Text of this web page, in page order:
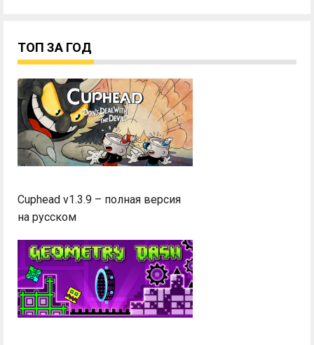
ТОП ЗА ГОД
Cuphead v1.3.9 – полная версия
на русском